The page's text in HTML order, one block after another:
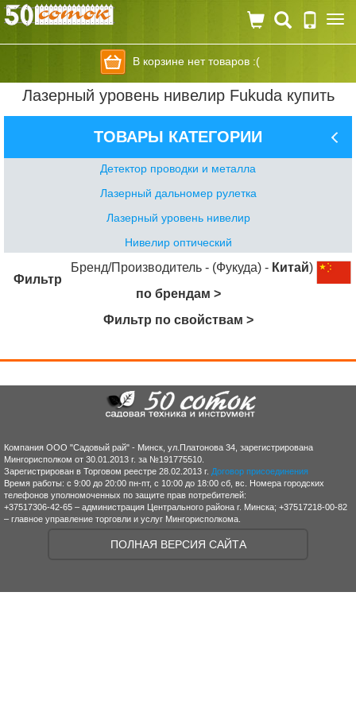
В корзине нет товаров :(
Лазерный уровень нивелир Fukuda купить
ТОВАРЫ КАТЕГОРИИ
Детектор проводки и металла
Лазерный дальномер рулетка
Лазерный уровень нивелир
Нивелир оптический
Бренд/Производитель - (Фукуда) - Китай)
Фильтр
по брендам >
Фильтр по свойствам >
Компания ООО "Садовый рай" - Минск, ул.Платонова 34, зарегистрирована
Мингорисполком от 30.01.2013 г. за №191775510.
Зарегистрирован в Торговом реестре 28.02.2013 г. Договор присоединения
Время работы: с 9:00 до 20:00 пн-пт, с 10:00 до 18:00 сб, вс. Номера городских
телефонов уполномоченных по защите прав потребителей:
+37517306-42-65 – администрация Центрального района г. Минска; +37517218-00-82
– главное управление торговли и услуг Мингорисполкома.
ПОЛНАЯ ВЕРСИЯ САЙТА